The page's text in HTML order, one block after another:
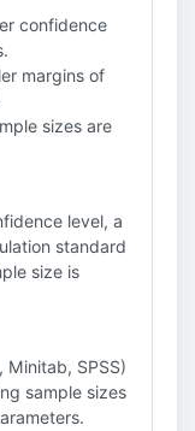
confidence
margins of
sizes are
level, a
standard
size is
SPSS)
sample sizes